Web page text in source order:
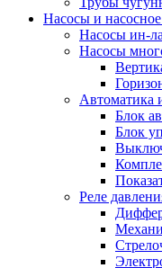
Насосы и
Насосы ин-
Насосы
Автоматика
Блок
Блок
Реле